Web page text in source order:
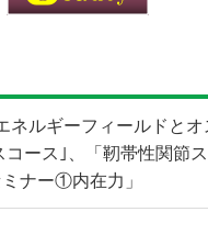
ネルギーフィールドと
コース｣、「靭帯性関節
ナー①内在力」